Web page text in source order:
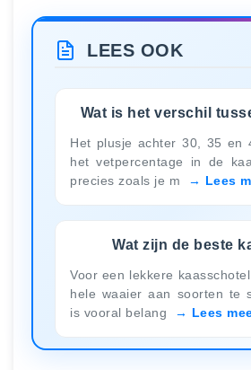
LEES OOK
Wat is het verschil
Het plusje achter 30, 35 en
het vetpercentage in de
precies zoals je m
Lees
Wat zijn de beste
Voor een lekkere
hele waaier aan soorten te
is vooral belang
Lees